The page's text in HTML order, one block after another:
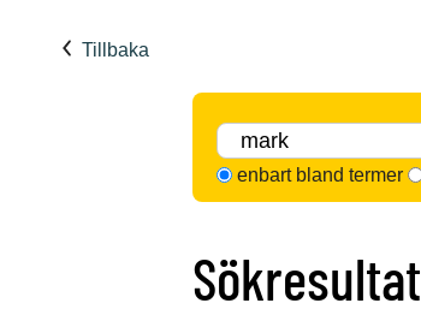
Tillbaka
enbart bland termer
Sökresultat